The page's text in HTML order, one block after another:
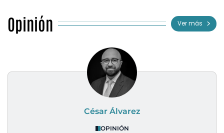
Opinión Ver más
César Álvarez
OPINIÓN